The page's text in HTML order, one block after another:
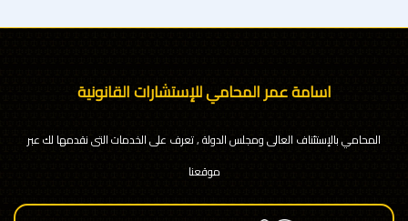
اسامة عمر المحامي للإستشارات القانونية
المحامي بالإستئناف العالى ومجلس الدولة , تعرف على الخدمات التى نقدمها لك عبر
موقعنا